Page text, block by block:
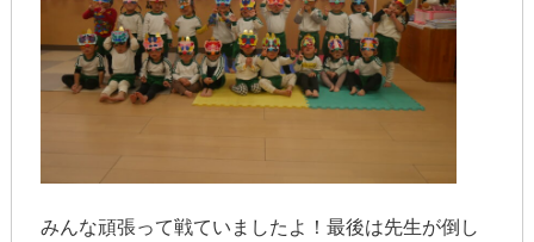
みんな頑張って戦ていましたよ！最後は先生が倒し